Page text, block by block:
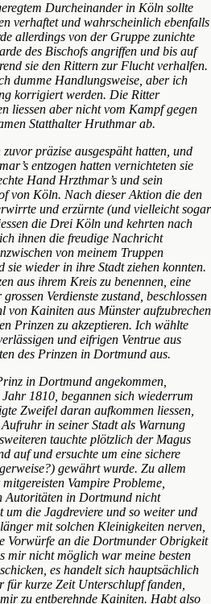
Durcheinander in Köln sollte
verhaftet und wahrscheinlich ebenfalls
allerdings von der Gruppe zunichte
des Bischofs angriffen und bis auf
sie den Rittern zur Flucht verhalfen.
dumme Handlungsweise, aber ich
korrigiert werden. Die Ritter
liessen aber nicht vom Kampf gegen
Statthalter Hruthmar ab.
präzise ausgespäht hatten, und
entzogen hatten vernichteten sie
Hand Hrzthmar’s und sein
von Köln. Nach dieser Aktion die den
und erzürnte (und vielleicht sogar
die Drei Köln und kehrten nach
ihnen die freudige Nachricht
von meinem Truppen
wieder in ihre Stadt ziehen konnten.
aus ihrem Kreis zu benennen, eine
Verdienste zustand, beschlossen
von Kainiten aus Münster aufzubrechen
Prinzen zu akzeptieren. Ich wählte
und eifrigen Ventrue aus
des Prinzen in Dortmund aus.
in Dortmund angekommen,
1810, begannen sich wiederrum
Zweifel daran aufkommen liessen,
in seiner Stadt als Warnung
tauchte plötzlich der Magus
auf und ersuchte um eine sichere
gewährt wurde. Zu allem
Vampire Probleme,
Autoritäten in Dortmund nicht
um die Jagdreviere und so weiter und
mit solchen Kleinigkeiten nerven,
Vorwürfe an die Dortmunder Obrigkeit
mir nicht möglich war meine besten
es handelt sich hauptsächlich
kurze Zeit Unterschlupf fanden,
zu entberehnde Kainiten. Habt also